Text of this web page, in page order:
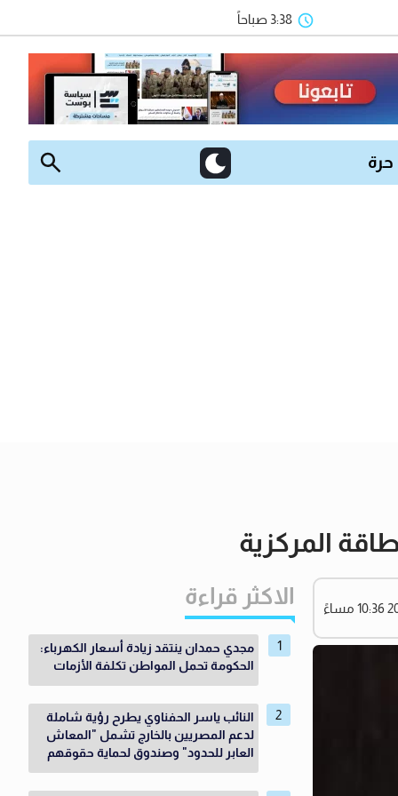
3:38 صباحاً
حرة
المركزية
الاكثر قراءة
مجدي حمدان ينتقد زيادة أسعار الكهرباء:
الحكومة تحمل المواطن تكلفة الأزمات
النائب ياسر الحفناوي يطرح رؤية شاملة
لدعم المصريين بالخارج تشمل "المعاش
العابر للحدود" وصندوق لحماية حقوقهم